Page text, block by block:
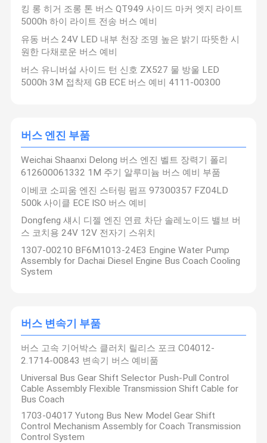
품질 관리 뉴스 모든 케이스
버스 예비 부품
진롱 버스 부품
춘통 버스 부품
새로운 에너지 버스 부품
버스 브레이크 패드
버스 조명용품
버스 엔진 부품
트럭 부품
킹 롱 히거 조롱 톤 버스 QT949 사이드 마커 엣지 라이트
5000h 하이 라이트 전송 버스 예비
유동 버스 24V LED 내부 천장 조명 높은 밝기 따뜻한 시
원한 다채로운 버스 예비
버스 유니버설 사이드 턴 신호 ZX527 물 방울 LED
5000h 3M 접착제 GB ECE 버스 예비 4111-00300
버스 엔진 부품
Weichai Shaanxi Delong 버스 엔진 벨트 장력기 폴리
612600061332 1M 주기 알루미늄 버스 예비 부품
이베코 소피움 엔진 스터링 펌프 97300357 FZ04LD
500k 사이클 ECE ISO 버스 예비
Dongfeng 섀시 디젤 엔진 연료 차단 솔레노이드 밸브 버
스 코치용 24V 12V 전자기 스위치
1307-00210 BF6M1013-24E3 Engine Water Pump
Assembly for Dachai Diesel Engine Bus Coach Cooling
System
버스 변속기 부품
버스 고속 기어박스 클러치 릴리스 포크 C04012-
2.1714-00843 변속기 버스 예비품
Universal Bus Gear Shift Selector Push-Pull Control
Cable Assembly Flexible Transmission Shift Cable for
Bus Coach
1703-04017 Yutong Bus New Model Gear Shift
Control Mechanism Assembly for Coach Transmission
Control System